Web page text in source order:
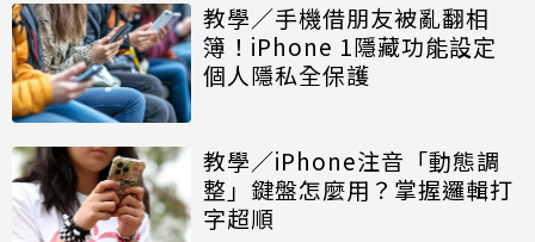
教學／手機借朋友被亂翻相
簿！iPhone 1隱藏功能設定
個人隱私全保護
教學／iPhone注音「動態調
整」鍵盤怎麼用？掌握邏輯打
字超順